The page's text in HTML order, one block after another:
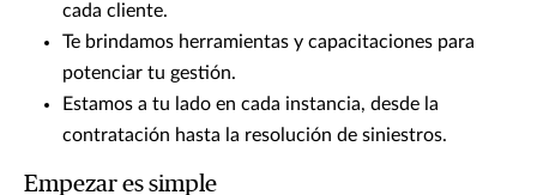
cada cliente.
Te brindamos herramientas y capacitaciones para
potenciar tu gestión.
Estamos a tu lado en cada instancia, desde la
contratación hasta la resolución de siniestros.
Empezar es simple